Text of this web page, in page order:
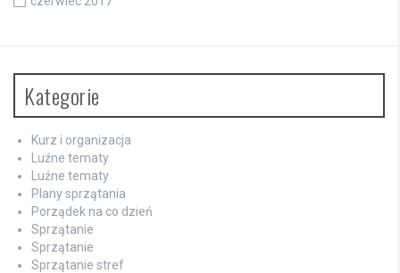
Kategorie
Kurz i organizacja
Luźne tematy
Luźne tematy
Plany sprzątania
Porządek na co dzień
Sprzątanie
Sprzątanie
Sprzątanie stref